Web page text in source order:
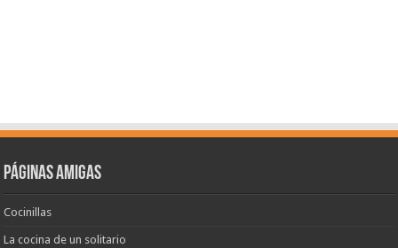
Páginas amigas
Cocinillas
La cocina de un solitario